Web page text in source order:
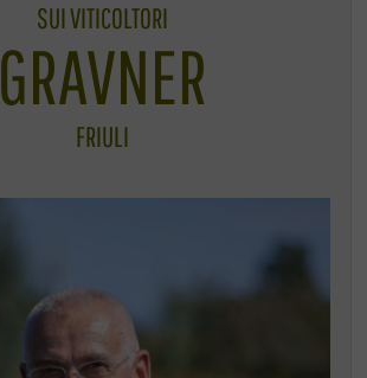
SUI VITICOLTORI
GRAVNER
FRIULI